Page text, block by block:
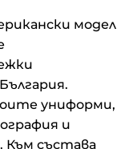
модел
униформи,
и
Към състава